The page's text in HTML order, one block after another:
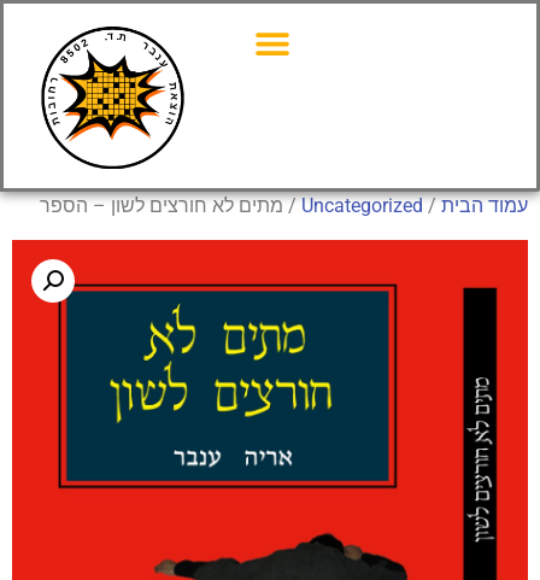
עמוד הבית/
Uncategorized/ מתים לא חורצים לשון – הספר